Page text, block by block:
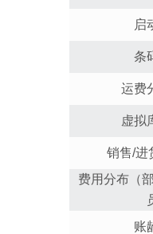
启
条
运费
虚拟
销售/进
费用分布（
账